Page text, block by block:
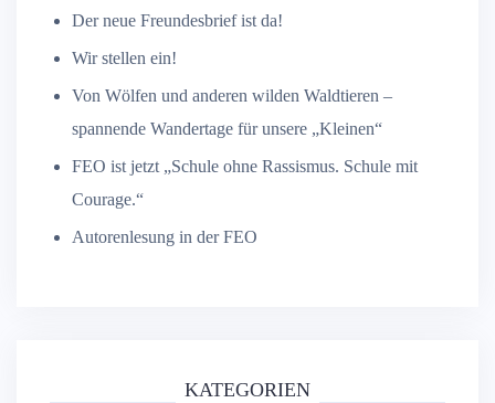
Der neue Freundesbrief ist da!
Wir stellen ein!
Von Wölfen und anderen wilden Waldtieren –
spannende Wandertage für unsere „Kleinen“
FEO ist jetzt „Schule ohne Rassismus. Schule mit
Courage.“
Autorenlesung in der FEO
KATEGORIEN